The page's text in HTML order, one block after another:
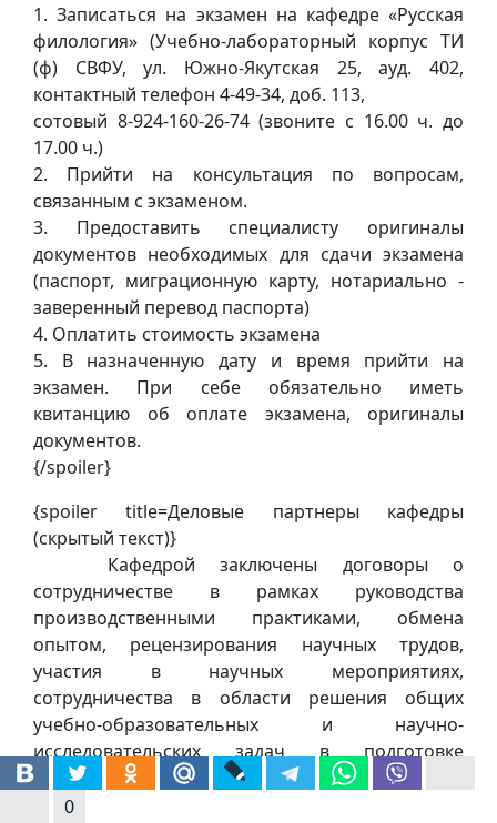
1. Записаться на экзамен на кафедре «Русская
филология» (Учебно-лабораторный корпус ТИ
(ф) СВФУ, ул. Южно-Якутская 25, ауд. 402,
контактный телефон 4-49-34, доб. 113,
сотовый 8-924-160-26-74 (звоните с 16.00 ч. до
17.00 ч.)
2. Прийти на консультация по вопросам,
связанным с экзаменом.
3. Предоставить специалисту оригиналы
документов необходимых для сдачи экзамена
(паспорт, миграционную карту, нотариально -
заверенный перевод паспорта)
4. Оплатить стоимость экзамена
5. В назначенную дату и время прийти на
экзамен. При себе обязательно иметь
квитанцию об оплате экзамена, оригиналы
документов.
{/spoiler}
{spoiler title=Деловые партнеры кафедры
(скрытый текст)}
Кафедрой заключены договоры о
сотрудничестве в рамках руководства
производственными практиками, обмена
опытом, рецензирования научных трудов,
участия в научных мероприятиях,
сотрудничества в области решения общих
учебно-образовательных и научно-
исследовательских задач в подготовке
специалистов высшего учебного заведения,
подготовки высококвалифицированных кадров
0